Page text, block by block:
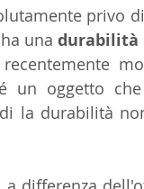
privo
una durabilità
un oggetto
la durabilità